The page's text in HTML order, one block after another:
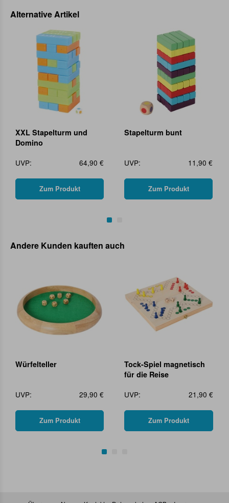
Alternative Artikel
XXL Stapelturm und
Domino
UVP:
64,90 €
Zum Produkt
Stapelturm bunt
UVP: 11,90 €
Zum Produkt
Andere Kunden kauften auch
Würfelteller
UVP: 29,90 €
Zum Produkt
Tock-Spiel magnetisch
für die Reise
UVP:
21,90 €
Zum Produkt